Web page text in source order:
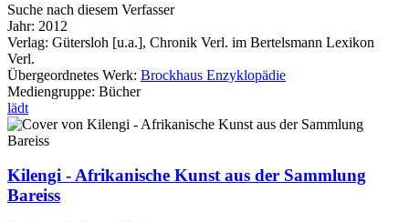
Suche nach diesem Verfasser
Jahr: 2012
Verlag: Gütersloh [u.a.], Chronik Verl. im Bertelsmann Lexikon
Verl.
Übergeordnetes Werk: Brockhaus Enzyklopädie
Mediengruppe: Bücher
lädt
Kilengi - Afrikanische Kunst aus der Sammlung
Bareiss